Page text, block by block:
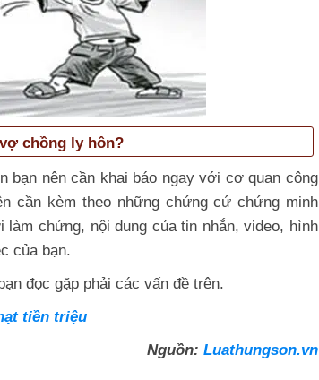
chồng ly hôn?
bạn nên cần khai báo ngay với cơ quan công
cần kèm theo những chứng cứ chứng minh
chứng, nội dung của tin nhắn, video, hình
của bạn.
đọc gặp phải các vấn đề trên.
tiền triệu
Nguồn: Luathungson.vn